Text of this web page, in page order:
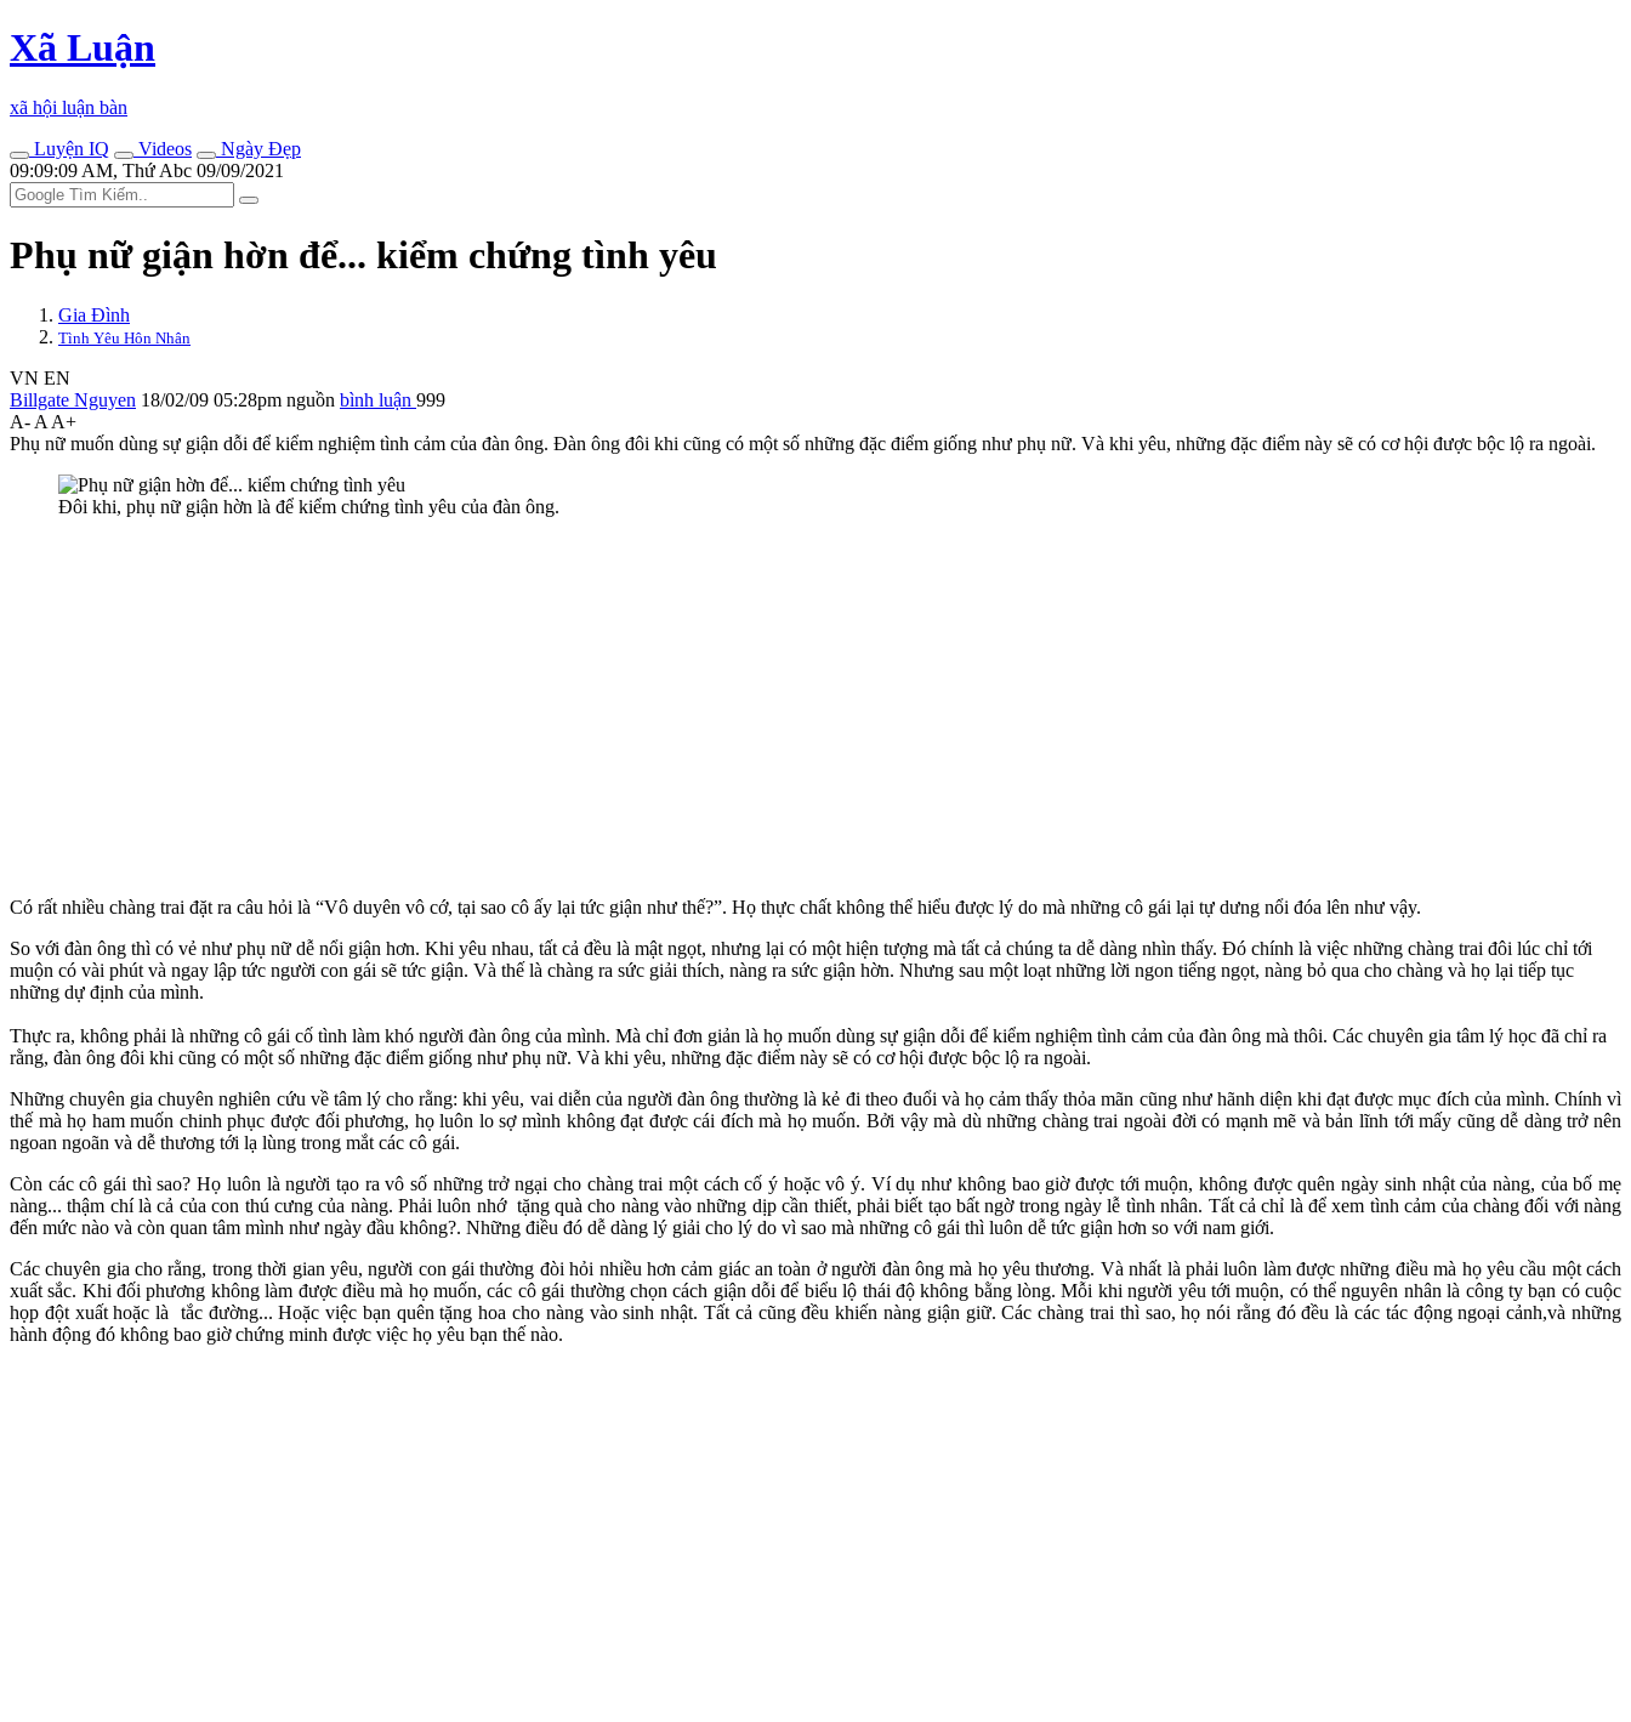
Xã Luận
xã hội luận bàn
Luyện IQ
Videos
Ngày Đẹp
09:09:09 AM, Thứ Abc 09/09/2021
Phụ nữ giận hờn để... kiểm chứng tình yêu
Gia Đình
Tình Yêu Hôn Nhân
VN EN
Billgate Nguyen 18/02/09 05:28pm nguồn bình luận 999
A- A A+
Phụ nữ muốn dùng sự giận dỗi để kiểm nghiệm tình cảm của đàn ông. Đàn ông đôi khi cũng có một số những đặc điểm giống như phụ nữ. Và khi yêu, những đặc điểm này sẽ có cơ hội được bộc lộ ra ngoài.
Đôi khi, phụ nữ giận hờn là để kiểm chứng tình yêu của đàn ông.
Có rất nhiều chàng trai đặt ra câu hỏi là “Vô duyên vô cớ, tại sao cô ấy lại tức giận như thế?”. Họ thực chất không thể hiểu được lý do mà những cô gái lại tự dưng nổi đóa lên như vậy.
So với đàn ông thì có vẻ như phụ nữ dễ nổi giận hơn. Khi yêu nhau, tất cả đều là mật ngọt, nhưng lại có một hiện tượng mà tất cả chúng ta dễ dàng nhìn thấy. Đó chính là việc những chàng trai đôi lúc chỉ tới
muộn có vài phút và ngay lập tức người con gái sẽ tức giận. Và thế là chàng ra sức giải thích, nàng ra sức giận hờn. Nhưng sau một loạt những lời ngon tiếng ngọt, nàng bỏ qua cho chàng và họ lại tiếp tục
những dự định của mình.
Thực ra, không phải là những cô gái cố tình làm khó người đàn ông của mình. Mà chỉ đơn giản là họ muốn dùng sự giận dỗi để kiểm nghiệm tình cảm của đàn ông mà thôi. Các chuyên gia tâm lý học đã chỉ ra
rằng, đàn ông đôi khi cũng có một số những đặc điểm giống như phụ nữ. Và khi yêu, những đặc điểm này sẽ có cơ hội được bộc lộ ra ngoài.
Những chuyên gia chuyên nghiên cứu về tâm lý cho rằng: khi yêu, vai diễn của người đàn ông thường là kẻ đi theo đuổi và họ cảm thấy thỏa mãn cũng như hãnh diện khi đạt được mục đích của mình. Chính vì
thế mà họ ham muốn chinh phục được đối phương, họ luôn lo sợ mình không đạt được cái đích mà họ muốn. Bởi vậy mà dù những chàng trai ngoài đời có mạnh mẽ và bản lĩnh tới mấy cũng dễ dàng trở nên
ngoan ngoãn và dễ thương tới lạ lùng trong mắt các cô gái.
Còn các cô gái thì sao? Họ luôn là người tạo ra vô số những trở ngại cho chàng trai một cách cố ý hoặc vô ý. Ví dụ như không bao giờ được tới muộn, không được quên ngày sinh nhật của nàng, của bố mẹ
nàng... thậm chí là cả của con thú cưng của nàng. Phải luôn nhớ tặng quà cho nàng vào những dịp cần thiết, phải biết tạo bất ngờ trong ngày lễ tình nhân. Tất cả chỉ là để xem tình cảm của chàng đối với nàng
đến mức nào và còn quan tâm mình như ngày đầu không?. Những điều đó dễ dàng lý giải cho lý do vì sao mà những cô gái thì luôn dễ tức giận hơn so với nam giới.
Các chuyên gia cho rằng, trong thời gian yêu, người con gái thường đòi hỏi nhiều hơn cảm giác an toàn ở người đàn ông mà họ yêu thương. Và nhất là phải luôn làm được những điều mà họ yêu cầu một cách
xuất sắc. Khi đối phương không làm được điều mà họ muốn, các cô gái thường chọn cách giận dỗi để biểu lộ thái độ không bằng lòng. Mỗi khi người yêu tới muộn, có thể nguyên nhân là công ty bạn có cuộc
họp đột xuất hoặc là tắc đường... Hoặc việc bạn quên tặng hoa cho nàng vào sinh nhật. Tất cả cũng đều khiến nàng giận giữ. Các chàng trai thì sao, họ nói rằng đó đều là các tác động ngoại cảnh,và những
hành động đó không bao giờ chứng minh được việc họ yêu bạn thế nào.